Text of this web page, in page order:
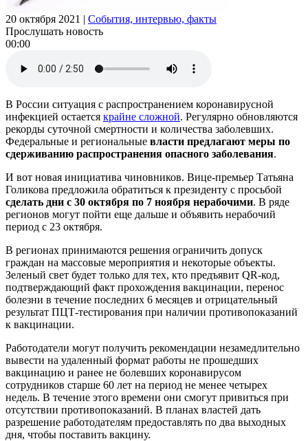
20 октября 2021 | События, интервью, факты
Прослушать новость
00:00
В России ситуация с распространением коронавирусной
инфекцией остается крайне сложной. Регулярно обновляются
рекорды суточной смертности и количества заболевших.
Федеральные и региональные власти предлагают меры по
сдерживанию распространения опасного заболевания.
И вот новая инициатива чиновников. Вице-премьер Татьяна
Голикова предложила обратиться к президенту с просьбой
сделать дни с 30 октября по 7 ноября нерабочими. В ряде
регионов могут пойти еще дальше и объявить нерабочий
период с 23 октября.
В регионах принимаются решения ограничить допуск
граждан на массовые мероприятия и некоторые объекты.
Зеленый свет будет только для тех, кто предъявит QR-код,
подтверждающий факт прохождения вакцинации, перенос
болезни в течение последних 6 месяцев и отрицательный
результат ПЦТ-тестирования при наличии противопоказаний
к вакцинации.
Работодатели могут получить рекомендации незамедлительно
вывести на удаленный формат работы не прошедших
вакцинацию и ранее не болевших коронавирусом
сотрудников старше 60 лет на период не менее четырех
недель. В течение этого времени они смогут привиться при
отсутствии противопоказаний. В планах властей дать
разрешение работодателям предоставлять по два выходных
дня, чтобы поставить вакцину.